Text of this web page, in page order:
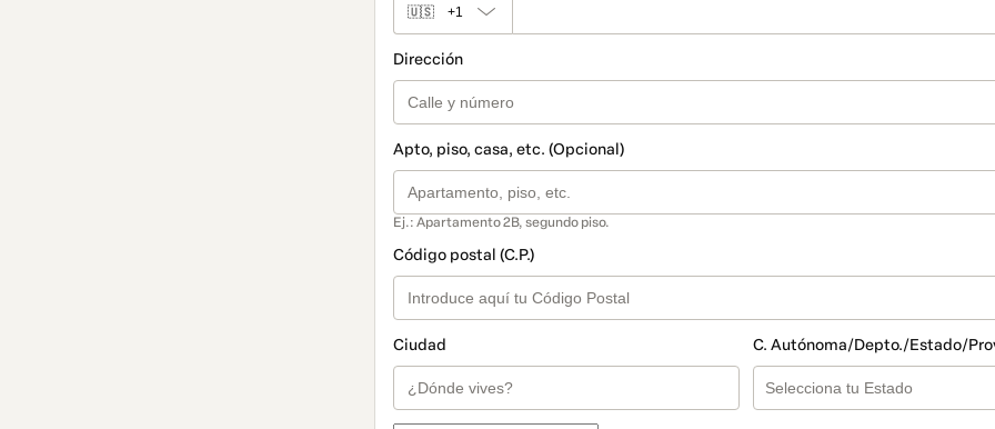
🇺🇸 +1
Dirección
Apto, piso, casa, etc. (Opcional)
Ej.: Apartamento 2B, segundo piso.
Código postal (C.P.)
Ciudad C. Autónoma/Depto./Estado/